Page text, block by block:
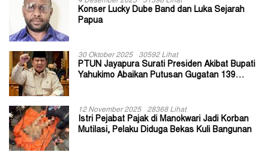
Konser Lucky Dube Band dan Luka Sejarah
Papua
30 Oktober 2025 30592 Lihat
PTUN Jayapura Surati Presiden Akibat Bupati
Yahukimo Abaikan Putusan Gugatan 139
12 November 2025 28368 Lihat
Istri Pejabat Pajak di Manokwari Jadi Korban
Mutilasi, Pelaku Diduga Bekas Kuli Bangunan